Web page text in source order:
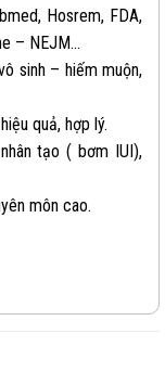
Hosrem, FDA,
– NEJM…
sinh – hiếm muộn,
quả, hợp lý.
tạo ( bơm IUI),
môn cao.